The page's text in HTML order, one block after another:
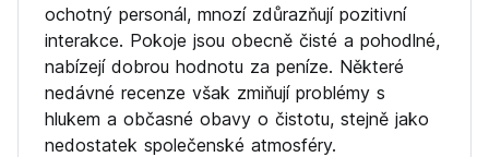
ochotný personál, mnozí zdůrazňují pozitivní
interakce. Pokoje jsou obecně čisté a pohodlné,
nabízejí dobrou hodnotu za peníze. Některé
nedávné recenze však zmiňují problémy s
hlukem a občasné obavy o čistotu, stejně jako
nedostatek společenské atmosféry.